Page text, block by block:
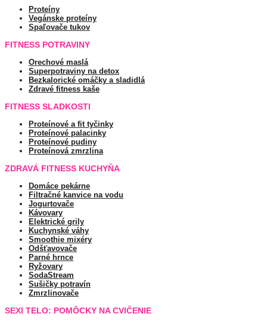
Proteíny
Vegánske proteíny
Spaľovače tukov
FITNESS POTRAVINY
Orechové maslá
Superpotraviny na detox
Bezkalorické omáčky a sladidlá
Zdravé fitness kaše
FITNESS SLADKOSTI
Proteínové a fit tyčinky
Proteínové palacinky
Proteínové pudiny
Proteínová zmrzlina
ZDRAVÁ FITNESS KUCHYŇA
Domáce pekárne
Filtračné kanvice na vodu
Jogurtovače
Kávovary
Elektrické grily
Kuchynské váhy
Smoothie mixéry
Odšťavovače
Parné hrnce
Ryžovary
SodaStream
Sušičky potravín
Zmrzlinovače
SEXI TELO: POMÔCKY NA CVIČENIE